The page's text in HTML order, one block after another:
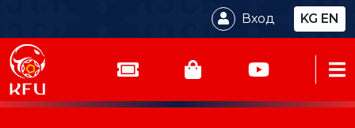
Вход KG EN